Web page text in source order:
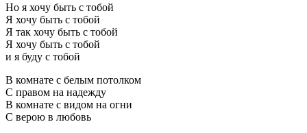
Hо я хочу быть с тобой
Я хочу быть с тобой
Я так хочу быть с тобой
Я хочу быть с тобой
и я буду с тобой
В комнате с белым потолком
С правом на надежду
В комнате с видом на огни
С верою в любовь